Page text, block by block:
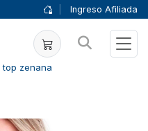
Ingreso Afiliada
zenana